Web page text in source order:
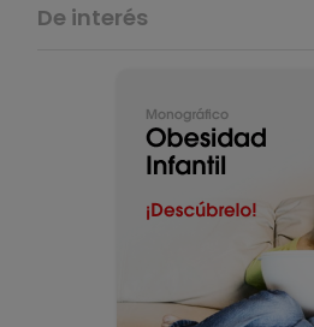
De interés